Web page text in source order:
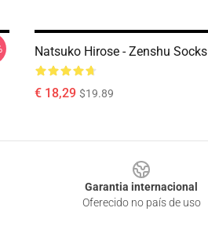
Natsuko Hirose - Zenshu Socks
€ 18,29 $19.89
Garantia internacional
Oferecido no país de uso